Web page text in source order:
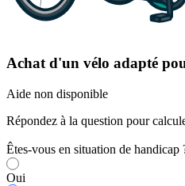
Achat d'un vélo adapté
Aide non disponible
Répondez à la question pour
Êtes-vous en situation de handicap
Oui